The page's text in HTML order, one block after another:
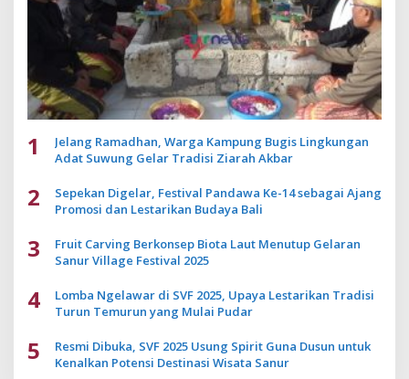
1
Jelang Ramadhan, Warga Kampung Bugis Lingkungan
Adat Suwung Gelar Tradisi Ziarah Akbar
2
Sepekan Digelar, Festival Pandawa Ke-14 sebagai Ajang
Promosi dan Lestarikan Budaya Bali
3
Fruit Carving Berkonsep Biota Laut Menutup Gelaran
Sanur Village Festival 2025
4
Lomba Ngelawar di SVF 2025, Upaya Lestarikan Tradisi
Turun Temurun yang Mulai Pudar
5
Resmi Dibuka, SVF 2025 Usung Spirit Guna Dusun untuk
Kenalkan Potensi Destinasi Wisata Sanur